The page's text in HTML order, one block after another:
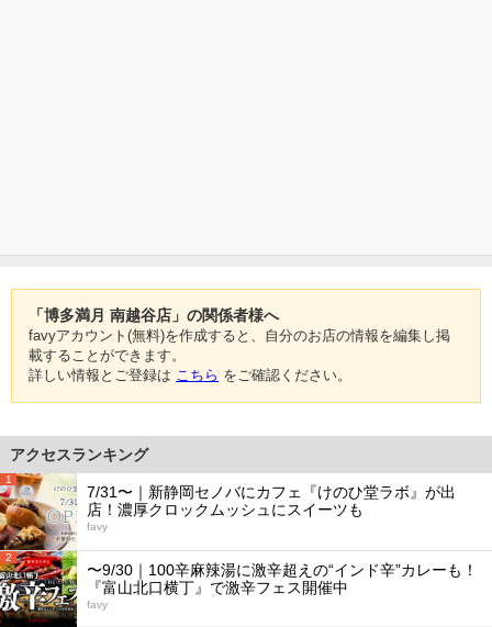
「博多満月 南越谷店」の関係者様へ
favyアカウント(無料)を作成すると、自分のお店の情報を編集し掲
載することができます。
詳しい情報とご登録は こちら をご確認ください。
アクセスランキング
1
7/31〜｜新静岡セノバにカフェ『けのひ堂ラボ』が出
店！濃厚クロックムッシュにスイーツも
favy
2
〜9/30｜100辛麻辣湯に激辛超えの“インド辛”カレーも！
『富山北口横丁』で激辛フェス開催中
favy